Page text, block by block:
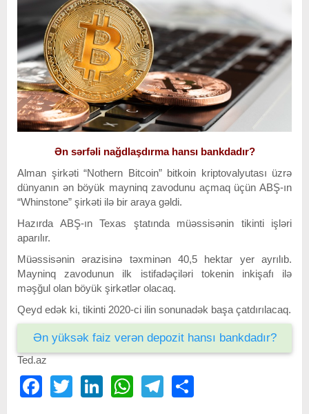
Ən sərfəli nağdlaşdırma hansı bankdadır?
Alman şirkəti “Nothern Bitcoin” bitkoin kriptovalyutası üzrə
dünyanın ən böyük mayninq zavodunu açmaq üçün ABŞ-ın
“Whinstone” şirkəti ilə bir araya gəldi.
Hazırda ABŞ-ın Texas ştatında müəssisənin tikinti işləri
aparılır.
Müəssisənin ərazisinə təxminən 40,5 hektar yer ayrılıb.
Mayninq zavodunun ilk istifadəçiləri tokenin inkişafı ilə
məşğul olan böyük şirkətlər olacaq.
Qeyd edək ki, tikinti 2020-ci ilin sonunadək başa çatdırılacaq.
Ən yüksək faiz verən depozit hansı bankdadır?
Ted.az
FacebookTwitter LinkedIn WhatsAppTelegram